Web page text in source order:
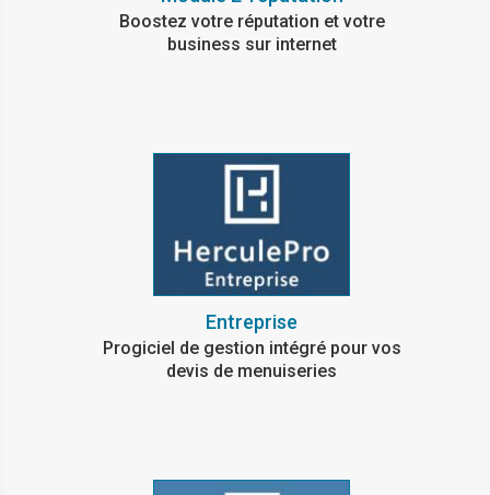
Boostez votre réputation et votre
business sur internet
Entreprise
Progiciel de gestion intégré pour vos
devis de menuiseries